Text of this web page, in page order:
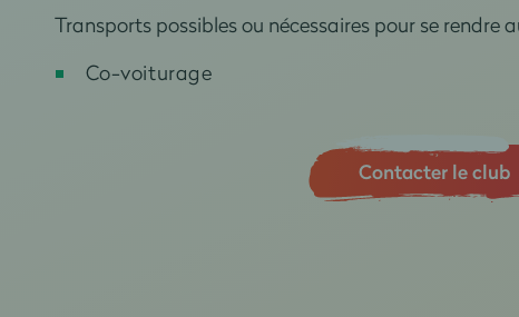
Transports possibles ou nécessaires pour se rendre
Co-voiturage
Contacter le club